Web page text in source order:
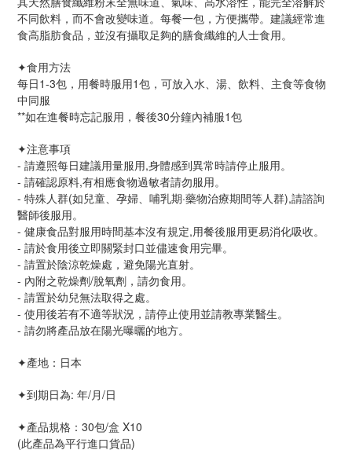
不同飲料，而不會改變味道。每餐一包，方便攜帶。建議經常進
食高脂肪食品，並沒有攝取足夠的膳食纖維的人士食用。
✦食用方法
每日1-3包，用餐時服用1包，可放入水、湯、飲料、主食等食物
中同服
**如在進餐時忘記服用，餐後30分鐘內補服1包
✦注意事項
- 請遵照每日建議用量服用,身體感到異常時請停止服用。
- 請確認原料,有相應食物過敏者請勿服用。
- 特殊人群(如兒童、孕婦、哺乳期·藥物治療期間等人群),請諮詢
醫師後服用。
- 健康食品對服用時間基本沒有規定,用餐後服用更易消化吸收。
- 請於食用後立即關緊封口並儘速食用完畢。
- 請置於陰涼乾燥處，避免陽光直射。
- 內附之乾燥劑/脫氧劑，請勿食用。
- 請置於幼兒無法取得之處。
- 使用後若有不適等狀況，請停止使用並請教專業醫生。
- 請勿將產品放在陽光曝曬的地方。
✦產地：日本
✦到期日為: 年/月/日
✦產品規格：30包/盒 X10
(此產品為平行進口貨品)